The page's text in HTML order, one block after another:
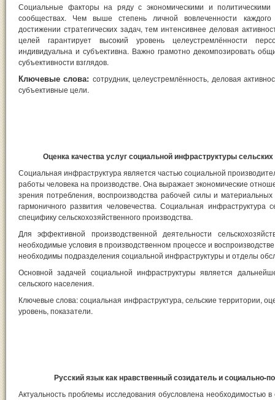
Социальные факторы на ряду с экономическими и
сообществах. Чем выше степень личной вовлеченности каждого
достижении стратегических задач, тем интенсивнее деловая
целей гарантирует высокий уровень целеустремлённости
индивидуальна и субъективна. Важно грамотно декомпозировать
субъективности взглядов.
Ключевые слова: сотрудник, целеустремлённость, деловая
субъективные цели.
Оценка качества услуг социальной инфраструктуры
Социальная инфраструктура является частью социальной
работы человека на производстве. Она выражает экономические
зрения потребления, воспроизводства рабочей силы и
гармоничного развития человечества. Социальная
специфику сельскохозяйственного производства.
Для эффективной производственной деятельности
необходимые условия в производственном процессе и
необходимы подразделения социальной инфраструктуры и отделы
Основной задачей социальной инфраструктуры является
сельского населения.
Ключевые слова: социальная инфраструктура, сельские территории,
уровень, показатели.
Русский язык как нравственный созидатель и социально-
Актуальность проблемы исследования обусловлена необходимостью